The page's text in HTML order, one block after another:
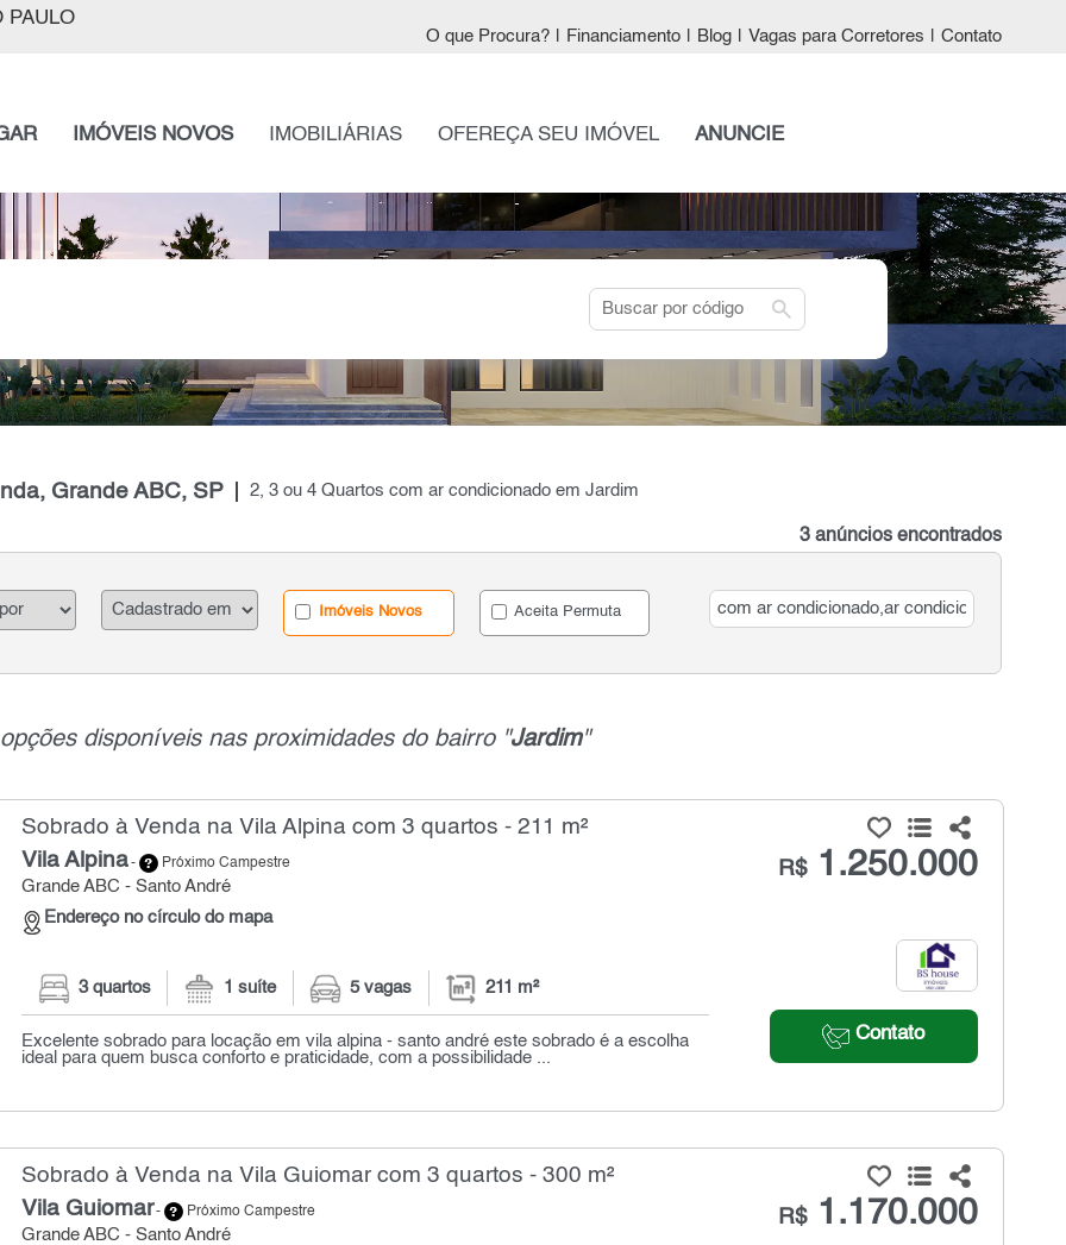
PAULO
O que Procura? Financiamento Blog Vagas para Corretores Contato
IMÓVEIS NOVOS IMOBILIÁRIAS OFEREÇA SEU IMÓVEL ANUNCIE
search
Grande ABC, SP 2, 3 ou 4 Quartos com ar condicionado em Jardim
3 anúncios encontrados
Imóveis Novos Aceita Permuta
disponíveis nas proximidades do bairro "Jardim"
Sobrado à Venda na Vila Alpina com 3 quartos - 211 m²
Vila Alpina- Próximo Campestre
Grande ABC - Santo André
Endereço no círculo do mapa
R$1.250.000
Contato
3 quartos 1 suíte 5 vagas 211 m²
Excelente sobrado para locação em vila alpina - santo andré este sobrado é a escolha
ideal para quem busca conforto e praticidade, com a possibilidade ...
Sobrado à Venda na Vila Guiomar com 3 quartos - 300 m²
Vila Guiomar- Próximo Campestre
Grande ABC - Santo André
R$1.170.000